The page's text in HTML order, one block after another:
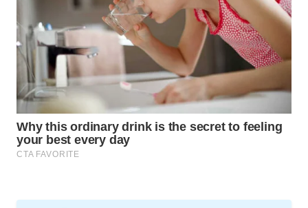
WAHANA
HEALTH
WAHANA
DESA
WISATA
LAPAK